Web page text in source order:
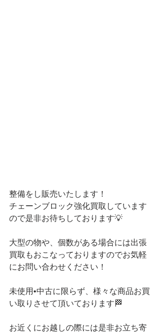
整備をし販売いたします！
チェーンブロック強化買取しています
ので是非お待ちしております💡
大型の物や、個数がある場合には出張
買取もおこなっておりますのでお気軽
にお問い合わせください！
未使用•中古に限らず、様々な商品お買
い取りさせて頂いております🏁
お近くにお越しの際には是非お立ち寄